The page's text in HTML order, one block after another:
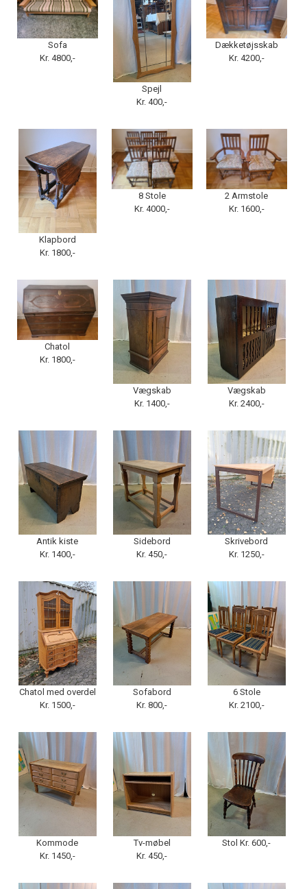
Sofa
Kr. 4800,-
Spejl
Kr. 400,-
Dækketøjsskab
Kr. 4200,-
Klapbord
Kr. 1800,-
8 Stole
Kr. 4000,-
2 Armstole
Kr. 1600,-
Chatol
Kr. 1800,-
Vægskab
Kr. 1400,-
Vægskab
Kr. 2400,-
Antik kiste
Kr. 1400,-
Sidebord
Kr. 450,-
Skrivebord
Kr. 1250,-
Chatol med overdel
Kr. 1500,-
Sofabord
Kr. 800,-
6 Stole
Kr. 2100,-
Kommode
Kr. 1450,-
Tv-møbel
Kr. 450,-
Stol Kr. 600,-